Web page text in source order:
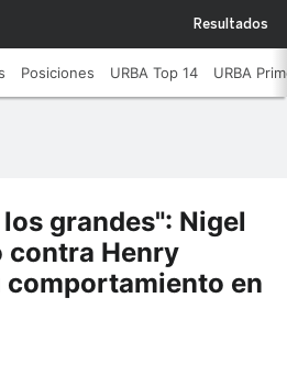
Resultados
Posiciones URBA Top 14 URBA
grandes": Nigel
contra Henry
comportamiento en